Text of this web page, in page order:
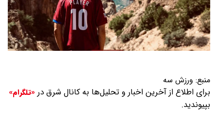
منبع: ورزش سه
برای اطلاع از آخرین اخبار و تحلیل‌ها به کانال شرق در «تلگرام»
بپیوندید.